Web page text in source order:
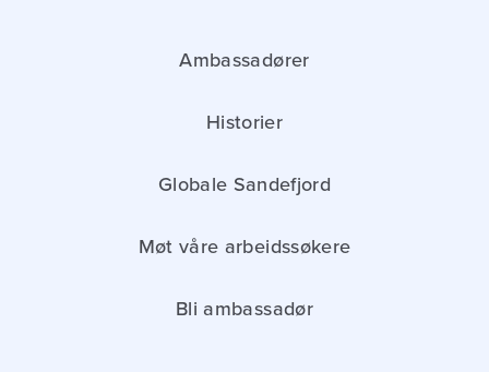
Ambassadører
Historier
Globale Sandefjord
Møt våre arbeidssøkere
Bli ambassadør